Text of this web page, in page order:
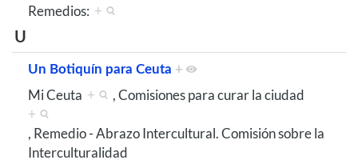
Remedios: +
U
Un Botiquín para Ceuta +
Mi Ceuta +
, Comisiones para curar la ciudad
+
, Remedio - Abrazo Intercultural. Comisión sobre la
Interculturalidad